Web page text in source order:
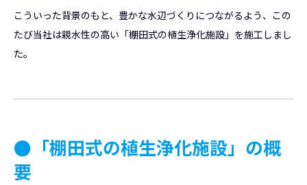
こういった背景のもと、豊かな水辺づくりにつながるよう、この
たび当社は親水性の高い「棚田式の植生浄化施設」を施工しまし
た。
●「棚田式の植生浄化施設」の概
要